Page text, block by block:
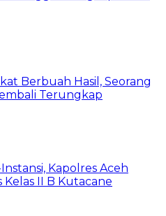
Berbuah Hasil, Seorang
Terungkap
Kapolres Aceh
II B Kutacane